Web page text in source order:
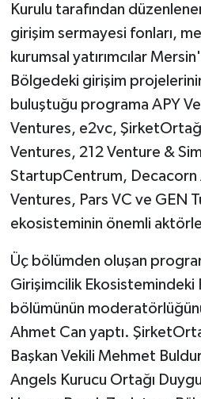
Kurulu tarafından
girişim sermayesi fonları,
kurumsal yatırımcılar
Bölgedeki girişim projelerinin
buluştuğu programa APY
Ventures, e2vc,
Ventures, 212 Venture &
StartupCentrum, Decacorn
Ventures, Pars VC ve GEN
ekosisteminin önemli
Üç bölümden oluşan
Girişimcilik Ekosistemindeki
bölümünün
Ahmet Can yaptı.
Başkan Vekili Mehmet
Angels Kurucu Ortağı